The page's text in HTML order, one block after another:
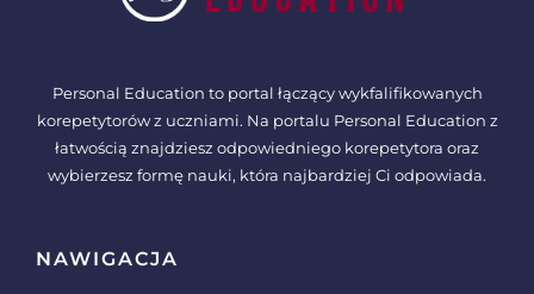
Personal Education to portal łączący wykfalifikowanych
korepetytorów z uczniami. Na portalu Personal Education z
łatwością znajdziesz odpowiedniego korepetytora oraz
wybierzesz formę nauki, która najbardziej Ci odpowiada.
NAWIGACJA